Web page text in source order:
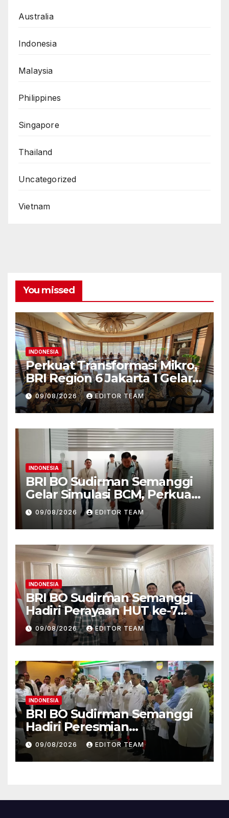
Australia
Indonesia
Malaysia
Philippines
Singapore
Thailand
Uncategorized
Vietnam
You missed
INDONESIA
Perkuat Transformasi Mikro,
BRI Region 6 Jakarta 1 Gelar
Pembekalan Motivasi dan
Sharing Session Bersama
Direktur Mikro
09/08/2026 EDITOR TEAM
INDONESIA
BRI BO Sudirman Semanggi
Gelar Simulasi BCM, Perkuat
Kesiapan Hadapi Kondisi
Darurat
09/08/2026 EDITOR TEAM
INDONESIA
BRI BO Sudirman Semanggi
Hadiri Perayaan HUT ke-7
DWP DPD RI, Pererat
Silaturahmi dan Sinergi
09/08/2026 EDITOR TEAM
INDONESIA
BRI BO Sudirman Semanggi
Hadiri Peresmian
Pembukaan Koperasi DPD RI,
Perkuat Sinergi dan
Kolaborasi
09/08/2026 EDITOR TEAM